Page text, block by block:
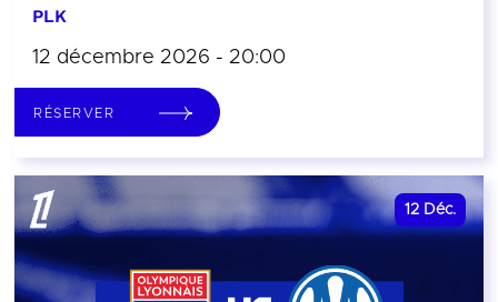
PLK
12 décembre 2026 - 20:00
RÉSERVER
12 Déc.